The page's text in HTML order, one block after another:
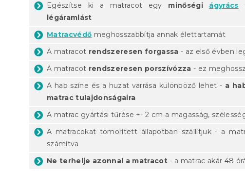
Egészítse ki a matracot egy minőségi ágyrács
légáramlást
Matracvédő meghosszabbítja annak élettartamát
A matracot rendszeresen forgassa - az első évben
A matracot rendszeresen porszívózza - ez
A hab színe és a huzat varrása különböző lehet - a
matrac tulajdonságaira
A matrac gyártási tűrése +- 2 cm a magasság,
A matracokat tömörített állapotban szállítjuk - a
számítva
Ne terhelje azonnal a matracot - a matrac akár 48